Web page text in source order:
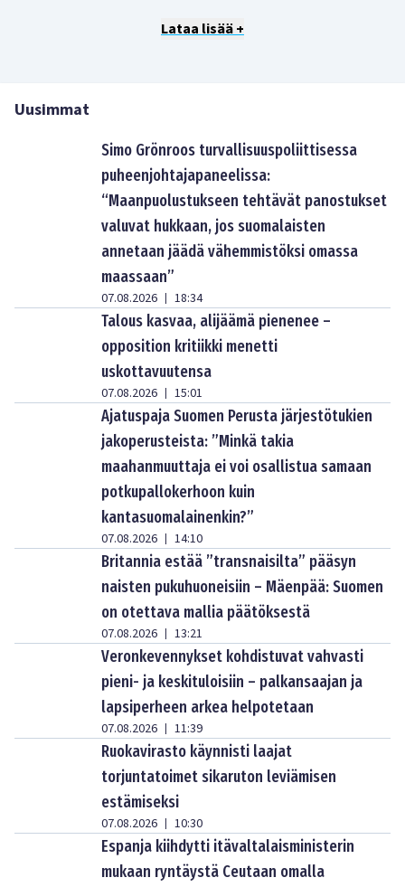
Lataa lisää +
Uusimmat
Simo Grönroos turvallisuuspoliittisessa
puheenjohtajapaneelissa:
“Maanpuolustukseen tehtävät panostukset
valuvat hukkaan, jos suomalaisten
annetaan jäädä vähemmistöksi omassa
maassaan”
07.08.2026 | 18:34
Talous kasvaa, alijäämä pienenee –
opposition kritiikki menetti
uskottavuutensa
07.08.2026 | 15:01
Ajatuspaja Suomen Perusta järjestötukien
jakoperusteista: ”Minkä takia
maahanmuuttaja ei voi osallistua samaan
potkupallokerhoon kuin
kantasuomalainenkin?”
07.08.2026 | 14:10
Britannia estää ”transnaisilta” pääsyn
naisten pukuhuoneisiin – Mäenpää: Suomen
on otettava mallia päätöksestä
07.08.2026 | 13:21
Veronkevennykset kohdistuvat vahvasti
pieni- ja keskituloisiin – palkansaajan ja
lapsiperheen arkea helpotetaan
07.08.2026 | 11:39
Ruokavirasto käynnisti laajat
torjuntatoimet sikaruton leviämisen
estämiseksi
07.08.2026 | 10:30
Espanja kiihdytti itävaltalaisministerin
mukaan ryntäystä Ceutaan omalla